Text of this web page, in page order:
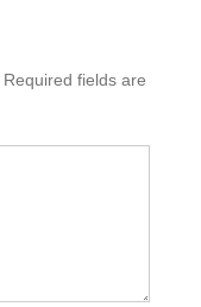
Required fields are